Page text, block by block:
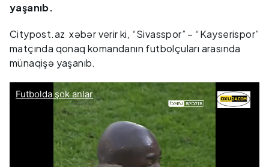
yaşanıb.
Citypost.az xəbər verir ki, “Sivasspor” – “Kayserispor”
matçında qonaq komandanın futbolçuları arasında
münaqişə yaşanıb.